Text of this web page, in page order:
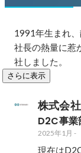
1991年生まれ、
社長の熱量に惹
社しました。
さらに表示
株式会
D2C事業
2025年1月 -
現在は